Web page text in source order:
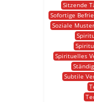
Sitzende
Sofortige
Soziale Muster
Spirituelles
Subtile